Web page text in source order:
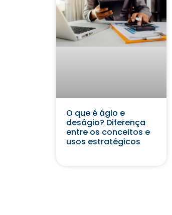
O que é ágio e
deságio? Diferença
entre os conceitos e
usos estratégicos